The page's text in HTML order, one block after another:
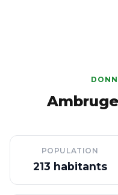
POPULATION
213 habitants